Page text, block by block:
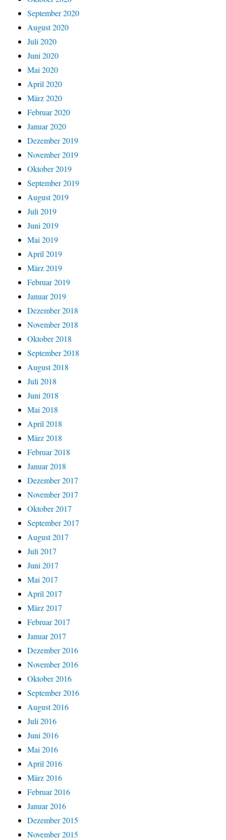
September 2020
August 2020
Juli 2020
Juni 2020
Mai 2020
April 2020
März 2020
Februar 2020
Januar 2020
Dezember 2019
November 2019
Oktober 2019
September 2019
August 2019
Juli 2019
Juni 2019
Mai 2019
April 2019
März 2019
Februar 2019
Januar 2019
Dezember 2018
November 2018
Oktober 2018
September 2018
August 2018
Juli 2018
Juni 2018
Mai 2018
April 2018
März 2018
Februar 2018
Januar 2018
Dezember 2017
November 2017
Oktober 2017
September 2017
August 2017
Juli 2017
Juni 2017
Mai 2017
April 2017
März 2017
Februar 2017
Januar 2017
Dezember 2016
November 2016
Oktober 2016
September 2016
August 2016
Juli 2016
Juni 2016
Mai 2016
April 2016
März 2016
Februar 2016
Januar 2016
Dezember 2015
November 2015